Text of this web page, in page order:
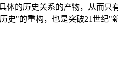
体的历史关系的产物，从而只
史"的重构，也是突破21世纪"